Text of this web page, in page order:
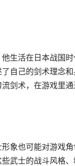
生活在日本战国
自己的剑术理念
剑术，在游戏里
象也可能对游戏
武士的战斗风格